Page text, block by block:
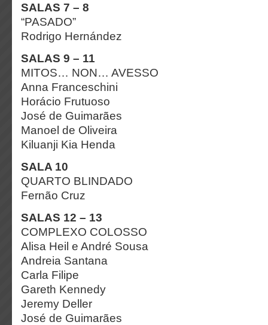
SALAS 7 – 8
“PASADO”
Rodrigo Hernández
SALAS 9 – 11
MITOS… NON… AVESSO
Anna Franceschini
Horácio Frutuoso
José de Guimarães
Manoel de Oliveira
Kiluanji Kia Henda
SALA 10
QUARTO BLINDADO
Fernão Cruz
SALAS 12 – 13
COMPLEXO COLOSSO
Alisa Heil e André Sousa
Andreia Santana
Carla Filipe
Gareth Kennedy
Jeremy Deller
José de Guimarães